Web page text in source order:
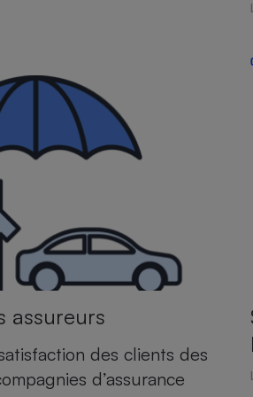
assureurs
des clients des
d’assurance
Assurance emprunteur
Téléviseur